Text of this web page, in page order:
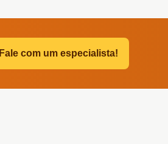
Fale com um especialista!